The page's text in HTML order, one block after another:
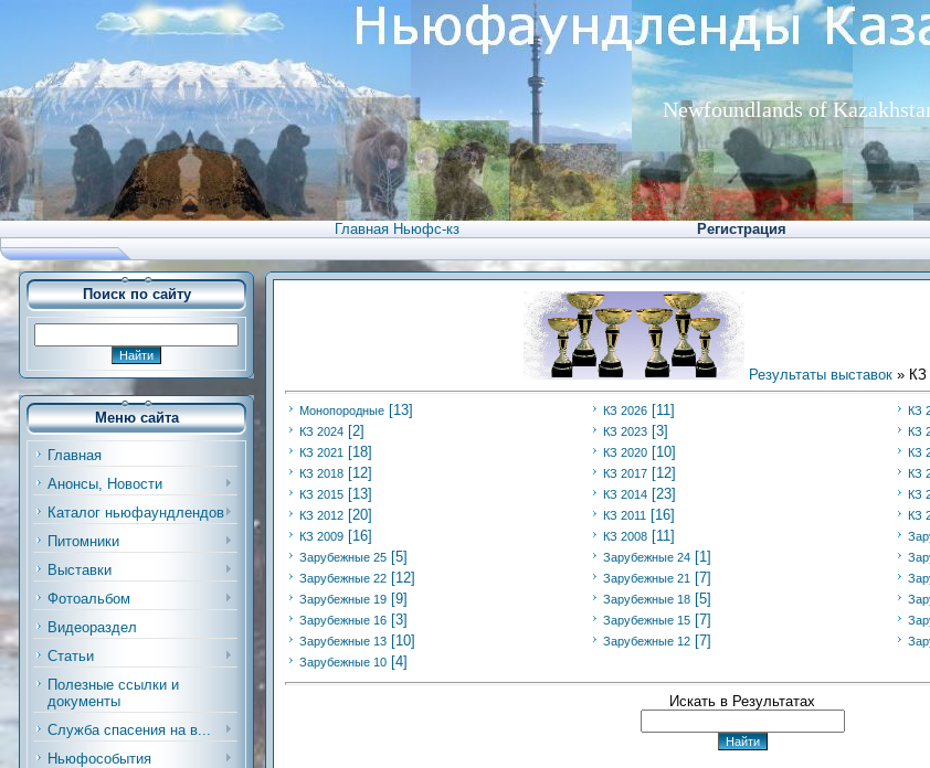
Newfoundlands of
Главная Ньюфс-кз Регистрация
Поиск по сайту
Меню сайта
Главная
Анонсы, Новости
Каталог ньюфаундлендов
Питомники
Выставки
Фотоальбом
Видеораздел
Статьи
Полезные ссылки и
документы
Служба спасения на в...
Ньюфособытия
Результаты выставок» КЗ
Монопородные [13] КЗ 2026 [11] КЗ
КЗ 2024 [2] КЗ 2023 [3] КЗ
КЗ 2021 [18] КЗ 2020 [10] КЗ
КЗ 2018 [12] КЗ 2017 [12] КЗ
КЗ 2015 [13] КЗ 2014 [23] КЗ
КЗ 2012 [20] КЗ 2011 [16] КЗ
КЗ 2009 [16] КЗ 2008 [11]
Зарубежные 25 [5] Зарубежные 24 [1]
Зарубежные 22 [12] Зарубежные 21 [7]
Зарубежные 19 [9] Зарубежные 18 [5]
Зарубежные 16 [3] Зарубежные 15 [7]
Зарубежные 13 [10] Зарубежные 12 [7]
Зарубежные 10 [4]
Искать в Результатах